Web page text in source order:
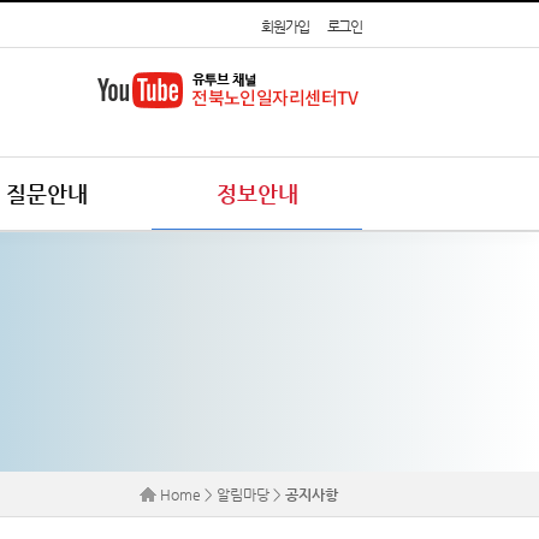
회원가입 로그인
질문안내 정보안내
Home > 알림마당 > 공지사항